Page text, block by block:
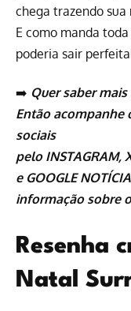
chega trazendo
E como manda
poderia sair
➡️ Quer saber
Então acompanhe
sociais
pelo INSTAGRAM,
e GOOGLE
informação sobre
Resenha
Natal